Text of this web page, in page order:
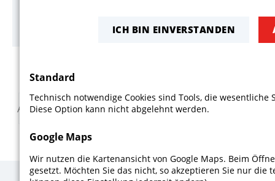
Anfang Zurück 14 15 16
ICH BIN EINVERSTANDEN
Standard
Technisch notwendige Cookies sind Tools, die
Diese Option kann nicht abgelehnt werden.
Google Maps
Wir nutzen die Kartenansicht von Google Maps. Beim
gesetzt. Möchten Sie das nicht, so akzeptieren Sie nur die